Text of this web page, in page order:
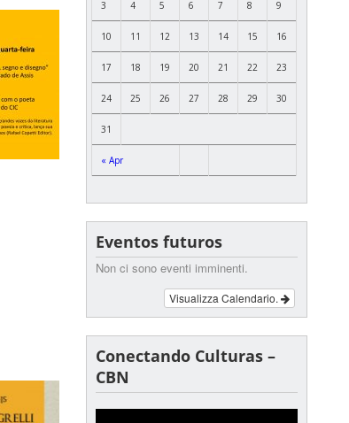
« Apr
3 4 5 6 7 8 9
10 11 12 13 14 15 16
17 18 19 20 21 22 23
24 25 26 27 28 29 30
31
Eventos futuros
Non ci sono eventi imminenti.
Visualizza Calendario.
Conectando Culturas –
CBN